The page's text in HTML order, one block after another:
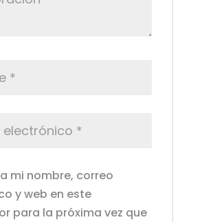
mi nombre, correo
y web en este
para la próxima vez que